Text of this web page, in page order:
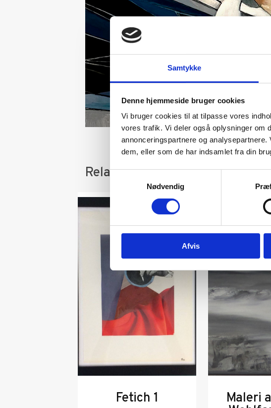
Samtykke
Denne hjemmeside bruger cookies
Vi bruger cookies til at tilpasse vores
vores trafik. Vi deler også oplysninger om
annonceringspartnere og
dem, eller som de har indsamlet fra din
Nødvendig
Afvis
Relaterede varer
Fetich 1 Maleri